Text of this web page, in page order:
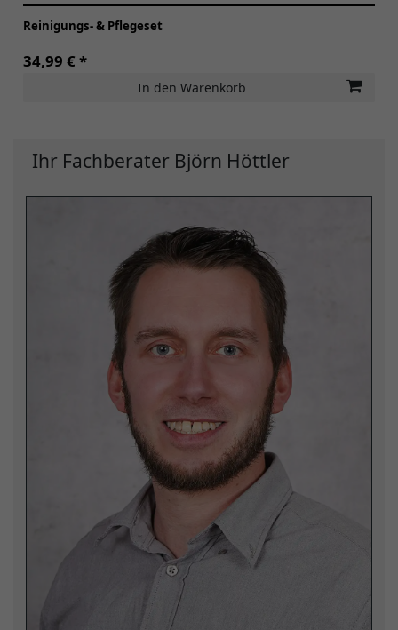
Reinigungs- & Pflegeset
34,99 € *
In den Warenkorb
Ihr Fachberater Björn Höttler